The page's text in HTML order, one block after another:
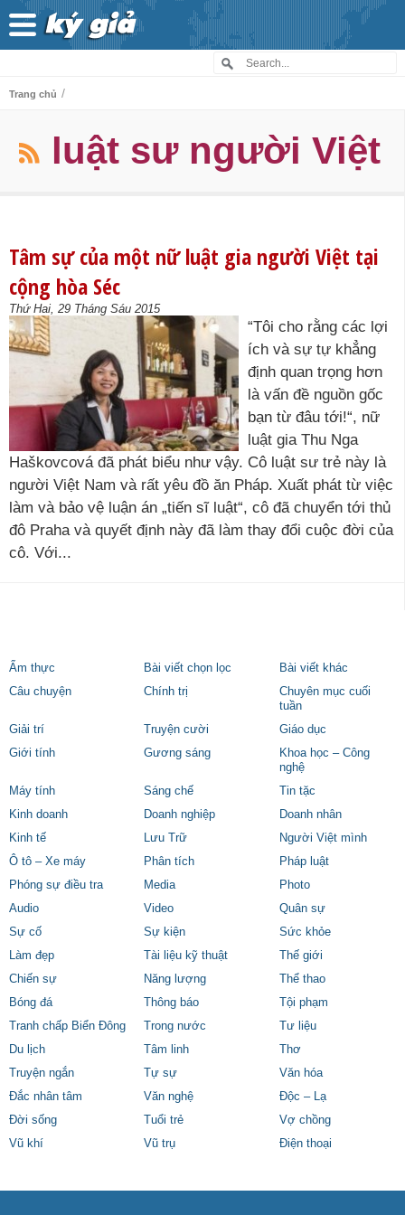
Trang chủ /
luật sư người Việt
Tâm sự của một nữ luật gia người Việt tại
cộng hòa Séc
Thứ Hai, 29 Tháng Sáu 2015
“Tôi cho rằng các lợi
ích và sự tự khẳng
định quan trọng hơn
là vấn đề nguồn gốc
bạn từ đâu tới!“, nữ
luật gia Thu Nga
Haškovcová đã phát biểu như vậy. Cô luật sư trẻ này là
người Việt Nam và rất yêu đồ ăn Pháp. Xuất phát từ việc
làm và bảo vệ luận án „tiến sĩ luật“, cô đã chuyển tới thủ
đô Praha và quyết định này đã làm thay đổi cuộc đời của
cô. Với...
Ẩm thực Bài viết chọn lọc
Bài viết khác
Câu chuyện
Chính trị
Chuyên mục cuối
tuần
Giải trí
Truyện cười
Giáo dục
Giới tính
Gương sáng
Khoa học – Công
nghệ
Máy tính
Sáng chế
Tin tặc
Kinh doanh
Doanh nghiệp
Doanh nhân
Kinh tế
Lưu Trữ
Người Việt mình
Ô tô – Xe máy
Phân tích
Pháp luật
Phóng sự điều tra
Media
Photo
Audio
Video
Quân sự
Sự cố
Sự kiện
Sức khỏe
Làm đẹp
Tài liệu kỹ thuật
Thế giới
Chiến sự
Năng lượng
Thể thao
Bóng đá
Thông báo
Tội phạm
Tranh chấp Biển Đông
Trong nước
Tư liệu
Du lịch
Tâm linh
Thơ
Truyện ngắn
Tự sự
Văn hóa
Đắc nhân tâm
Văn nghệ
Độc – Lạ
Đời sống
Tuổi trẻ
Vợ chồng
Vũ khí
Vũ trụ Điện thoại